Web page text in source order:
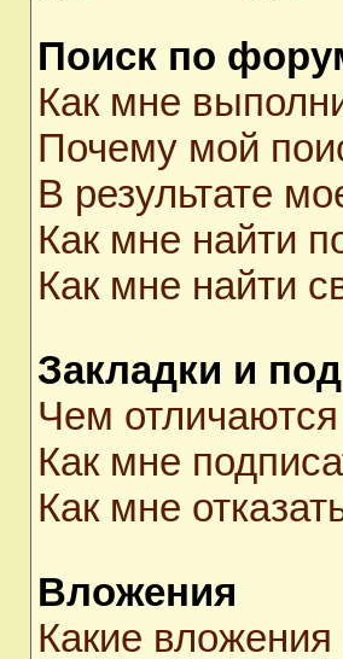
Поиск по
Как мне
Почему мой
В результате
Как мне найти
Как мне найти
Закладки и
Чем отличаются
Как мне
Как мне
Вложения
Какие